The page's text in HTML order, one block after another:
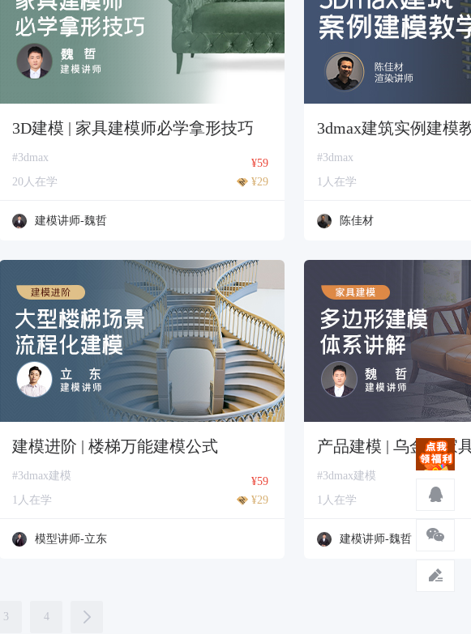
3D建模 | 家具建模师必学拿形技巧
#3dmax
20人在学
¥59
¥29
建模讲师-魏哲
3dmax建筑实例建模
#3dmax
1人在学
陈佳材
建模进阶 | 楼梯万能建模公式
#3dmax建模
1人在学
¥59
¥29
模型讲师-立东
产品建模 | 乌金木家
#3dmax建模
1人在学
建模讲师-魏哲
3 4